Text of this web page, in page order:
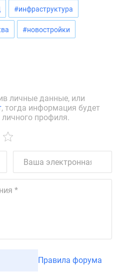
#инфраструктура
#новостройки
личные данные, или
, тогда информация будет
профиля.
Правила форума